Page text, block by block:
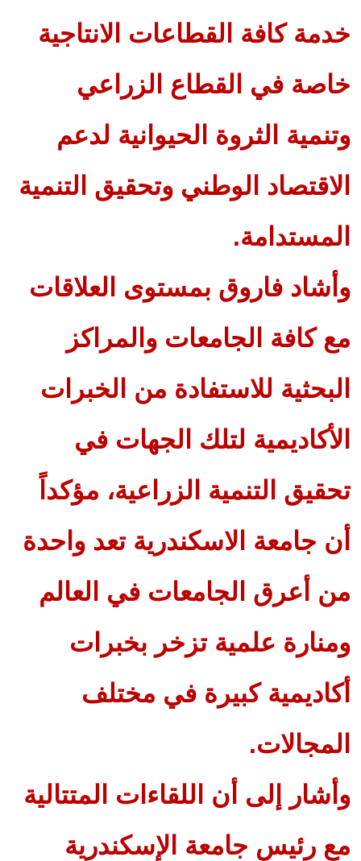
خدمة كافة القطاعات الانتاجية
خاصة في القطاع الزراعي
وتنمية الثروة الحيوانية لدعم
الاقتصاد الوطني وتحقيق التنمية
المستدامة.
وأشاد فاروق بمستوى العلاقات
مع كافة الجامعات والمراكز
البحثية للاستفادة من الخبرات
الأكاديمية لتلك الجهات في
تحقيق التنمية الزراعية، مؤكداً
أن جامعة الاسكندرية تعد واحدة
من أعرق الجامعات في العالم
ومنارة علمية تزخر بخبرات
أكاديمية كبيرة في مختلف
المجالات.
وأشار إلى أن اللقاءات المتتالية
مع رئيس جامعة الإسكندرية